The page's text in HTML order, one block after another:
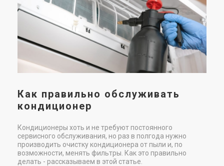
Как правильно обслуживать
кондиционер
Кондиционеры хоть и не требуют постоянного
сервисного обслуживания, но раз в полгода нужно
производить очистку кондиционера от пыли и, по
возможности, менять фильтры. Как это правильно
делать - рассказываем в этой статье.